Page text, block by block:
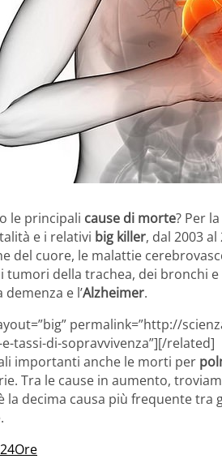
le principali cause di morte? Per
e i relativi big killer, dal 2003
del cuore, le malattie
tumori della trachea, dei bronchi
demenza e l’Alzheimer.
permalink=”http://
tassi-di-sopravvivenza”][/related]
importanti anche le morti per
Tra le cause in aumento,
la decima causa più frequente tra